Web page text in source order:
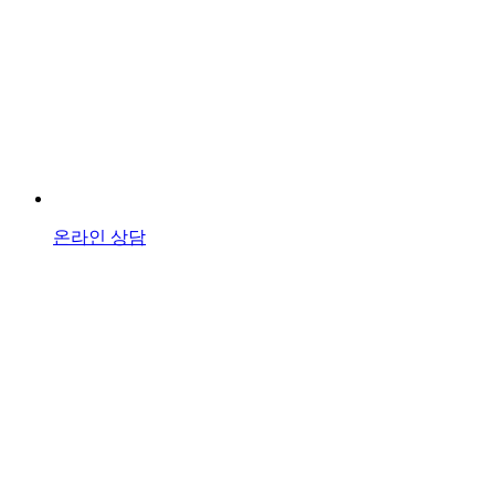
온라인 상담